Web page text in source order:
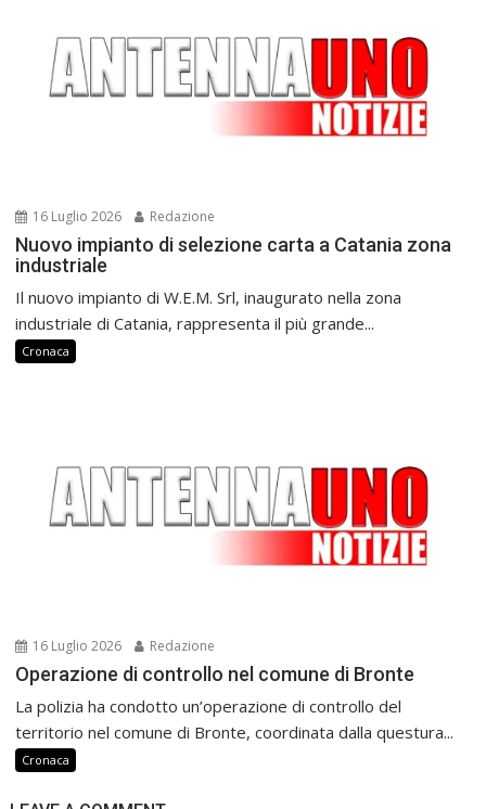
16 Luglio 2026 Redazione
Nuovo impianto di selezione carta a Catania zona
industriale
Il nuovo impianto di W.E.M. Srl, inaugurato nella zona
industriale di Catania, rappresenta il più grande...
Cronaca
16 Luglio 2026 Redazione
Operazione di controllo nel comune di Bronte
La polizia ha condotto un’operazione di controllo del
territorio nel comune di Bronte, coordinata dalla questura...
Cronaca